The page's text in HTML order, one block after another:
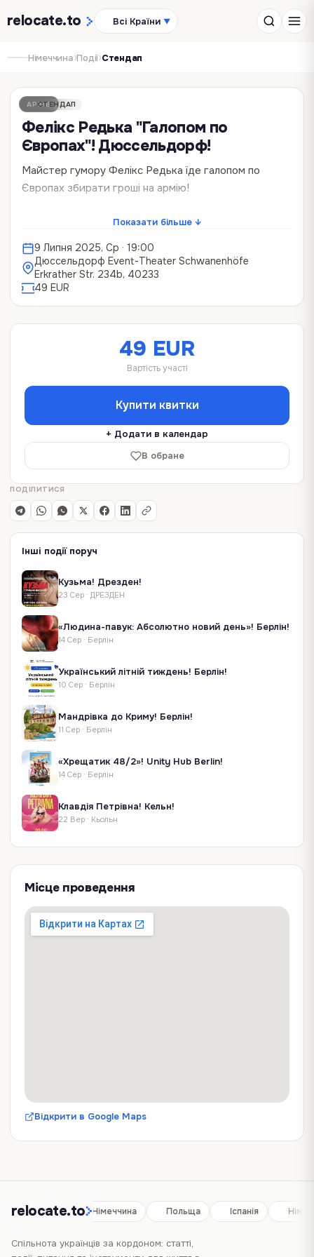
relocate.to Всі Країни ▼
Німеччина›Події›Стендап
АРХІВСТЕНДАП
Фелікс Редька "Галопом по
Європах"! Дюссельдорф!
Майстер гумору Фелікс Редька їде галопом по
Європах збирати гроші на армію!
В програмі жарти яких ще немає на ютубі: про
і багато іншого.
Тривалість концерту — 90 хвилин. Вікових обмежень
— немає, нецензурна лексика — є.
Чекаємо на Вас в Словакії, Чехії, Австрії, Нідерландах,
Показати більше ↓
9 Липня 2025, Ср · 19:00
Дюссельдорф Event-Theater Schwanenhöfe
Erkrather Str. 234b, 40233
49 EUR
49 EUR
Вартість участі
Купити квитки
+ Додати в календар
В обране
ПОДІЛИТИСЯ
Інші події поруч
Кузьма! Дрезден!
23 Сер · ДРЕЗДЕН
«Людина-павук: Абсолютно новий день»! Берлін!
14 Сер · Берлін
Український літній тиждень! Берлін!
10 Сер · Берлін
Мандрівка до Криму! Берлін!
11 Сер · Берлін
«Хрещатик 48/2»! Unity Hub Berlin!
14 Сер · Берлін
Клавдія Петрівна! Кельн!
22 Вер · Кьольн
Місце проведення
Відкрити в Google Maps
relocate.to
Іспанія Німеччина Польща Іспанія
Спільнота українців за кордоном: статті,